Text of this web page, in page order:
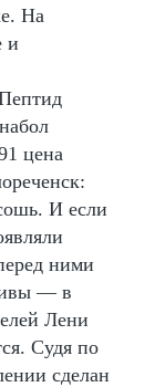
На
и
цена
И если
ними
— в
Лени
Судя по
сделан